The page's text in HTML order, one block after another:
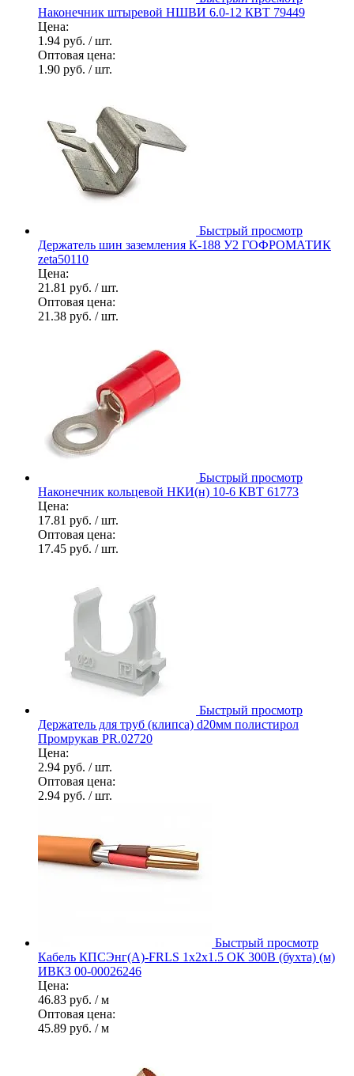
Наконечник штыревой НШВИ 6.0-12 КВТ 79449
Цена:
1.94 руб. / шт.
Оптовая цена:
1.90 руб. / шт.
Быстрый просмотр
Держатель шин заземления К-188 У2 ГОФРОМАТИК
zeta50110
Цена:
21.81 руб. / шт.
Оптовая цена:
21.38 руб. / шт.
Быстрый просмотр
Наконечник кольцевой НКИ(н) 10-6 КВТ 61773
Цена:
17.81 руб. / шт.
Оптовая цена:
17.45 руб. / шт.
Быстрый просмотр
Держатель для труб (клипса) d20мм полистирол
Промрукав PR.02720
Цена:
2.94 руб. / шт.
Оптовая цена:
2.94 руб. / шт.
Быстрый просмотр
Кабель КПСЭнг(А)-FRLS 1х2х1.5 ОК 300В (бухта) (м)
ИВКЗ 00-00026246
Цена:
46.83 руб. / м
Оптовая цена:
45.89 руб. / м